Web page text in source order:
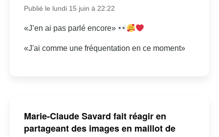
Publié le lundi 15 juin à 22:22
«J’en ai pas parlé encore»
«J'ai comme une fréquentation en ce moment»
Marie-Claude Savard fait réagir en
partageant des images en maillot de